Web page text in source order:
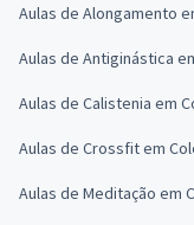
Aulas de Alongamento
Aulas de Antiginástica
Aulas de Calistenia em
Aulas de Crossfit em
Aulas de Meditação em